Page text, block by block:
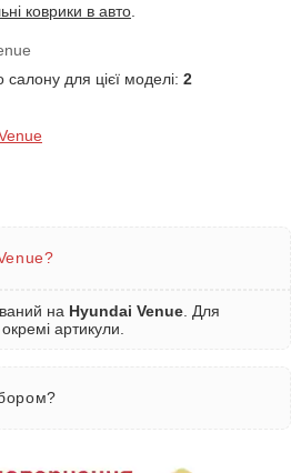
коврики в авто
салону для цієї моделі: 2
на Hyundai Venue . Для
артикули.